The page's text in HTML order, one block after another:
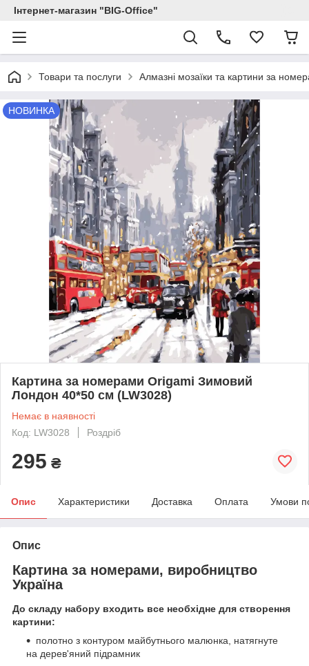
Інтернет-магазин "BIG-Office"
Товари та послуги Алмазні мозаїки та картини за
НОВИНКА
Картина за номерами Origami Зимовий
Лондон 40*50 см (LW3028)
Немає в наявності
Код: LW3028
Роздріб
295 ₴
Опис Характеристики Доставка Оплата Умови
Опис
Картина за номерами, виробництво
Україна
До складу набору входить все необхідне для створення
картини:
полотно з контуром майбутнього малюнка, натягнуте
на дерев'яний підрамник